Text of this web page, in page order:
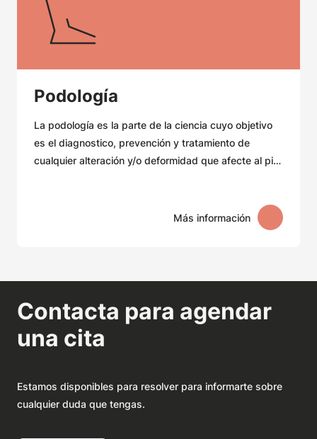
Podología⁠
La podología es la parte de la ciencia cuyo objetivo
es el diagnostico, prevención y tratamiento de
cualquier alteración y/o deformidad que afecte al pie.
Más información
Contacta para agendar
una cita
Estamos disponibles para resolver para informarte sobre
cualquier duda que tengas.